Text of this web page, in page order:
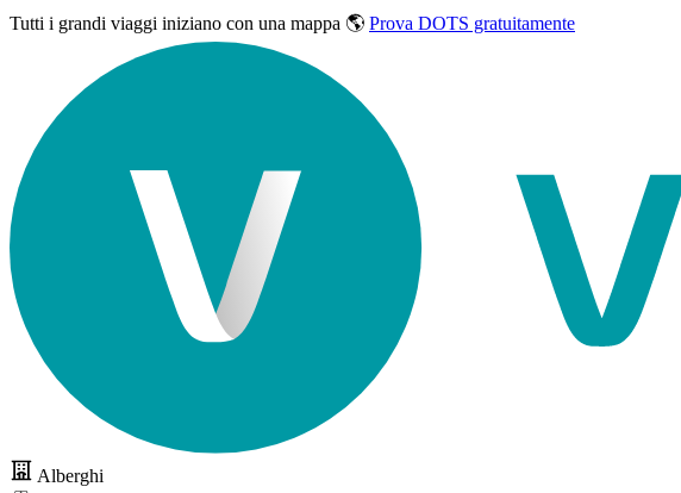
Tutti i grandi viaggi iniziano con una mappa 🌎 Prova DOTS gratuitamente
Alberghi